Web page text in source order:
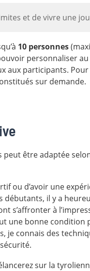
et de vivre une
10 personnes
personnaliser au
participants. Pour
sur demande.
être adaptée
ou d’avoir une
il y a
s’affronter à
une bonne condition
je connais des
sur la